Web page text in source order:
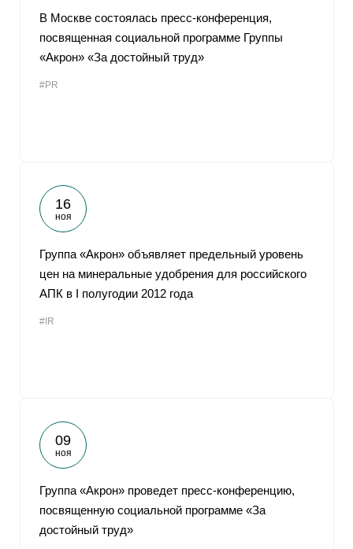
В Москве состоялась пресс-конференция,
посвященная социальной программе Группы
«Акрон» «За достойный труд»
#PR
16
ноя
Группа «Акрон» объявляет предельный уровень
цен на минеральные удобрения для российского
АПК в I полугодии 2012 года
#IR
09
ноя
Группа «Акрон» проведет пресс-конференцию,
посвященную социальной программе «За
достойный труд»